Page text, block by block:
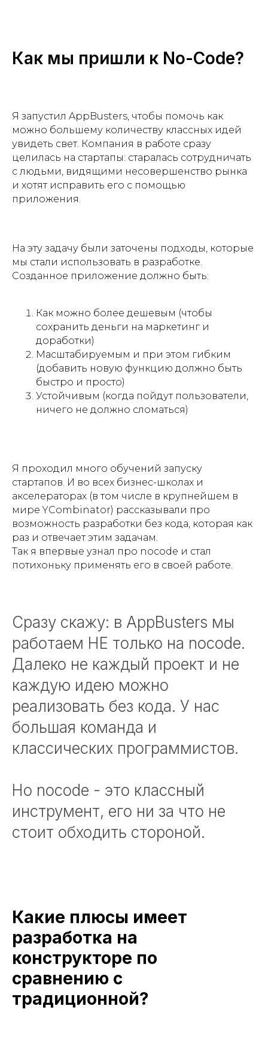
персональных данных
Я соглашаюсьc политикой
конфиденциальности
персональных данных
Я соглашаюсьc политикой
конфиденциальности
персональных данных
Я соглашаюсьc политикой
конфиденциальности
Как мы пришли к No-Code?
Я запустил AppBusters, чтобы помочь как
можно большему количеству классных идей
увидеть свет. Компания в работе сразу
целилась на стартапы: старалась сотрудничать
с людьми, видящими несовершенство рынка
и хотят исправить его с помощью
приложения.
На эту задачу были заточены подходы, которые
мы стали использовать в разработке.
Созданное приложение должно быть:
Как можно более дешевым (чтобы
сохранить деньги на маркетинг и
доработки)
Масштабируемым и при этом гибким
(добавить новую функцию должно быть
быстро и просто)
Устойчивым (когда пойдут пользователи,
ничего не должно сломаться)
Я проходил много обучений запуску
стартапов. И во всех бизнес-школах и
акселераторах (в том числе в крупнейшем в
мире YCombinator) рассказывали про
возможность разработки без кода, которая как
раз и отвечает этим задачам.
Так я впервые узнал про nocode и стал
потихоньку применять его в своей работе.
Сразу скажу: в AppBusters мы
работаем НЕ только на nocode.
Далеко не каждый проект и не
каждую идею можно
реализовать без кода. У нас
большая команда и
классических программистов.
Но nocode - это классный
инструмент, его ни за что не
стоит обходить стороной.
Какие плюсы имеет
разработка на
конструкторе по
сравнению с
традиционной?